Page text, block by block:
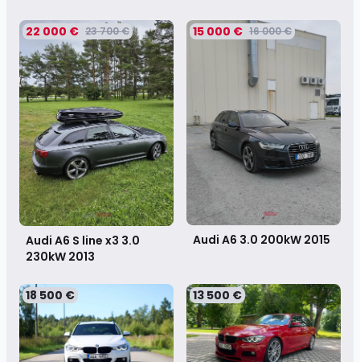
22 000 € 23 700 €
Audi A6 S line x3 3.0
230kW 2013
15 000 € 16 000 €
Audi A6 3.0 200kW 2015
18 500 € 13 500 €